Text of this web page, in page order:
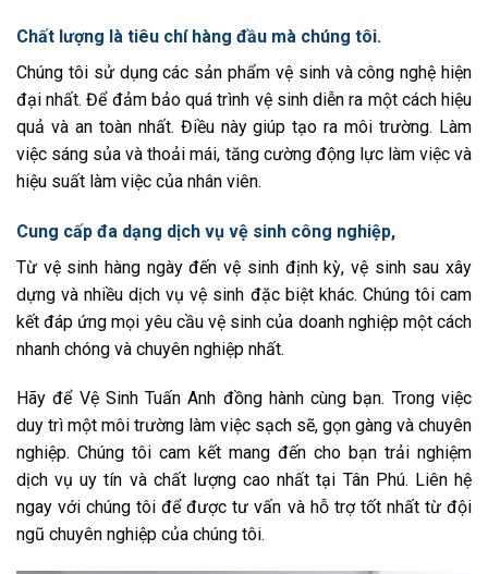
Chất lượng là tiêu chí hàng đầu mà chúng tôi.
Chúng tôi sử dụng các sản phẩm vệ sinh và công nghệ hiện
đại nhất. Để đảm bảo quá trình vệ sinh diễn ra một cách hiệu
quả và an toàn nhất. Điều này giúp tạo ra môi trường. Làm
việc sáng sủa và thoải mái, tăng cường động lực làm việc và
hiệu suất làm việc của nhân viên.
Cung cấp đa dạng dịch vụ vệ sinh công nghiệp,
Từ vệ sinh hàng ngày đến vệ sinh định kỳ, vệ sinh sau xây
dựng và nhiều dịch vụ vệ sinh đặc biệt khác. Chúng tôi cam
kết đáp ứng mọi yêu cầu vệ sinh của doanh nghiệp một cách
nhanh chóng và chuyên nghiệp nhất.
Hãy để Vệ Sinh Tuấn Anh đồng hành cùng bạn. Trong việc
duy trì một môi trường làm việc sạch sẽ, gọn gàng và chuyên
nghiệp. Chúng tôi cam kết mang đến cho bạn trải nghiệm
dịch vụ uy tín và chất lượng cao nhất tại Tân Phú. Liên hệ
ngay với chúng tôi để được tư vấn và hỗ trợ tốt nhất từ đội
ngũ chuyên nghiệp của chúng tôi.